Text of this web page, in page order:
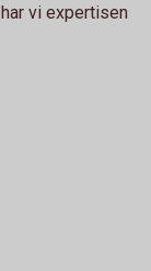
vi expertisen